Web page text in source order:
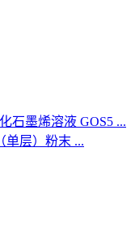
石墨烯溶液 GOS5 ...
单层）粉末 ...